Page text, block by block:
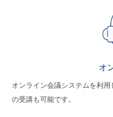
オ
オンライン会議システムを利
の受講も可能です。